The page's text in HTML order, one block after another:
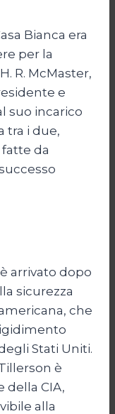
Bianca era
per la
R. McMaster,
e
suo incarico
tra i due,
da
arrivato dopo
sicurezza
che
Stati Uniti.
è
della CIA,
alla